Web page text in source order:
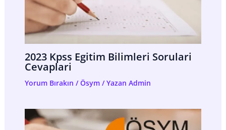
2023 Kpss Egitim Bilimleri Sorulari
Cevaplari
Yorum Bırakın /Ösym/ Yazan Admin